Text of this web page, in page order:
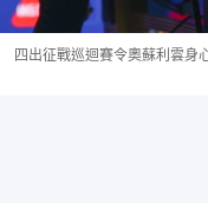
四出征戰巡迴賽令奧蘇利雲身